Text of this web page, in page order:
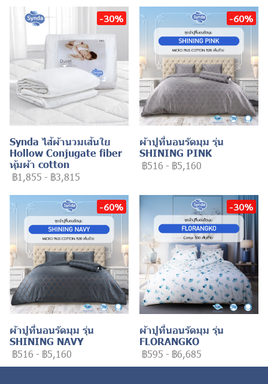
-30%
Synda ไส้ผ้านวมเส้นใย
Hollow Conjugate fiber
หุ้มผ้า cotton
฿1,855 - ฿3,815
-60%
ผ้าปูที่นอนรัดมุม รุ่น
SHINING PINK
฿516 - ฿5,160
-60%
ผ้าปูที่นอนรัดมุม รุ่น
SHINING NAVY
฿516 - ฿5,160
-30%
ผ้าปูที่นอนรัดมุม รุ่น
FLORANGKO
฿595 - ฿6,685